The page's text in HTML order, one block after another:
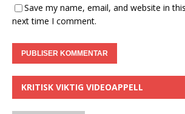
Save my name, email, and website in
next time I comment.
KRITISK VIKTIG VIDEOAPPELL